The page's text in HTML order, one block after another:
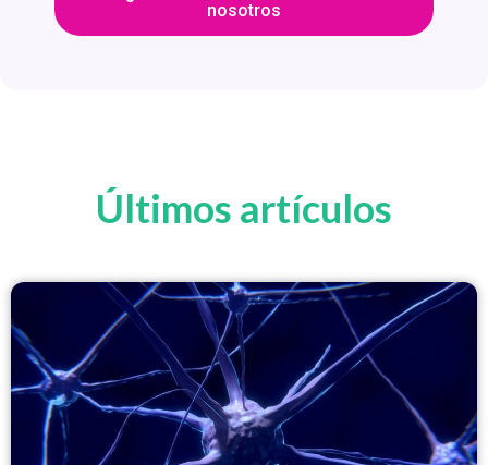
nosotros
Últimos artículos